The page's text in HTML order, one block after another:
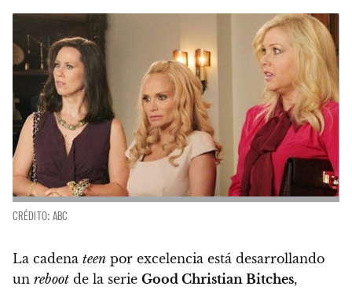
CRÉDITO: ABC
La cadena teen por excelencia está desarrollando
un reboot de la serie Good Christian Bitches,